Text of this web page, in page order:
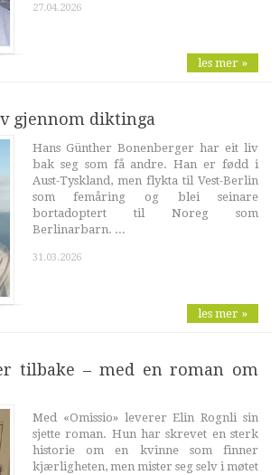
27.04.2026
les mer »
gjennom diktinga
Hans Günther Bonenberger har eit liv
bak seg som få andre. Han er fødd i
Aust-Tyskland, men flykta til Vest-Berlin
som femåring og blei seinare
bortadoptert til Noreg som
Berlinarbarn. ...
31.03.2026
les mer »
tilbake – med en roman om
Med «Omissio» leverer Elin Rognli sin
sjette roman. Hun har skrevet en sterk
historie om en kvinne som finner
kjærligheten, men mister seg selv i møtet